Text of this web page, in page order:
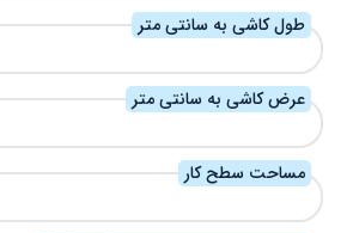
طول کاشی به سانتی متر
عرض کاشی به سانتی متر
مساحت سطح کار